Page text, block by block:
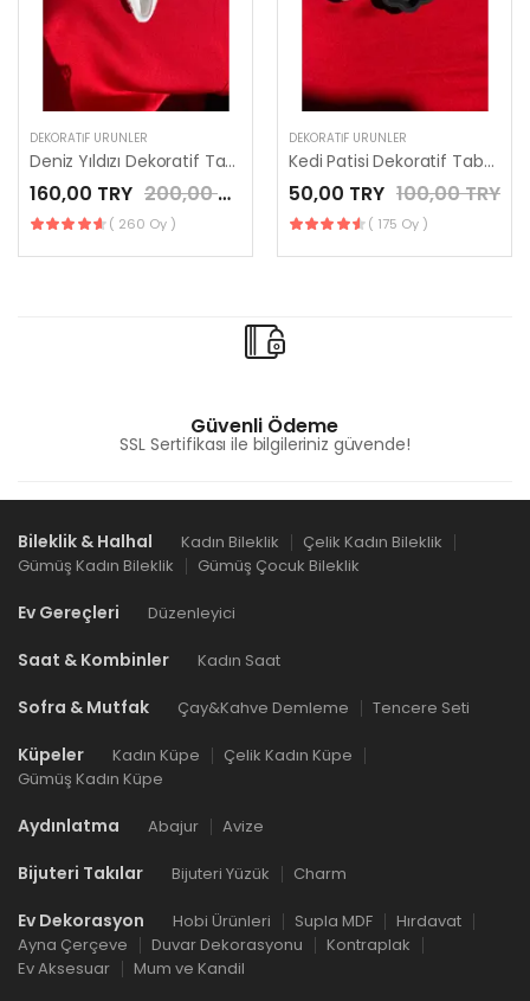
DEKORATIF ÜRÜNLER
Deniz Yıldızı Dekoratif Tabak
160,00 TRY 200,00 TRY
( 260 Oy )
DEKORATIF ÜRÜNLER
Kedi Patisi Dekoratif Tabak
50,00 TRY 100,00 TRY
( 175 Oy )
Güvenli Ödeme
SSL Sertifikası ile bilgileriniz güvende!
Bileklik & Halhal Kadın Bileklik
Çelik Kadın Bileklik
Gümüş Kadın Bileklik
Gümüş Çocuk Bileklik
Ev Gereçleri Düzenleyici
Saat & Kombinler Kadın Saat
Sofra & Mutfak Çay&Kahve Demleme Tencere Seti
Küpeler Kadın Küpe
Çelik Kadın Küpe
Gümüş Kadın Küpe
Aydınlatma Abajur Avize
Bijuteri Takılar Bijuteri Yüzük Charm
Ev Dekorasyon Hobi Ürünleri Supla MDF
Hırdavat
Ayna Çerçeve
Duvar Dekorasyonu
Kontraplak
Ev Aksesuar
Mum ve Kandil